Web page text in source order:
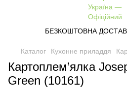
БЕЗКОШТОВНА
Каталог Кухонне приладдя
Картоплем’ялка
Green (10161)